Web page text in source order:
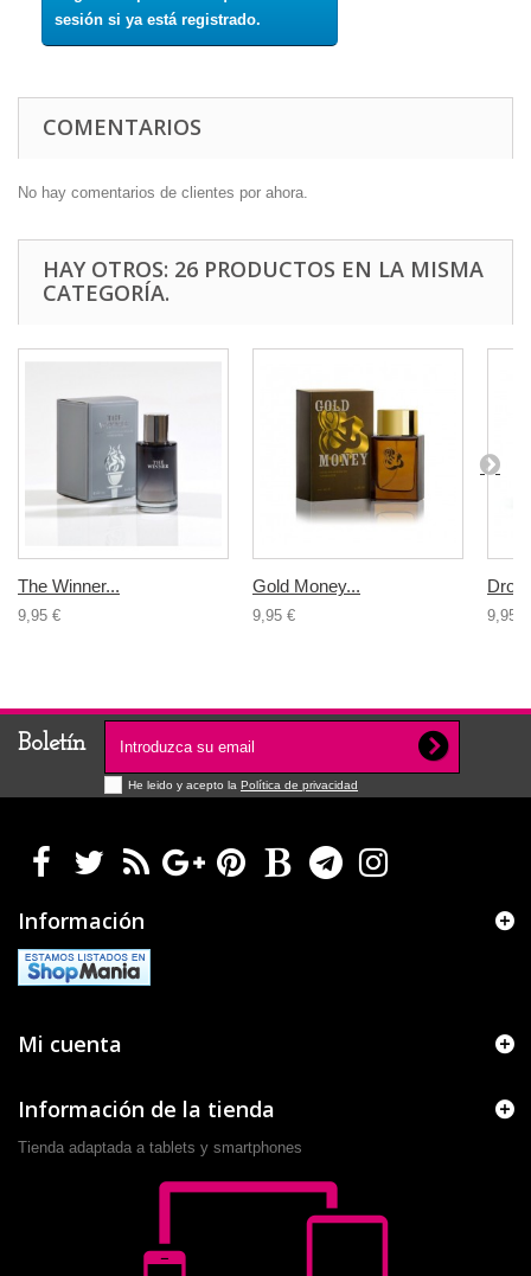
sesión si ya está registrado.
COMENTARIOS
No hay comentarios de clientes por ahora.
HAY OTROS: 26 PRODUCTOS EN LA MISMA
CATEGORÍA.
The Winner...
9,95 €
Gold Money...
9,95 €
Drop
9,95 €
Boletín
He leido y acepto la Política de privacidad
Información
Mi cuenta
Información de la tienda
Tienda adaptada a tablets y smartphones